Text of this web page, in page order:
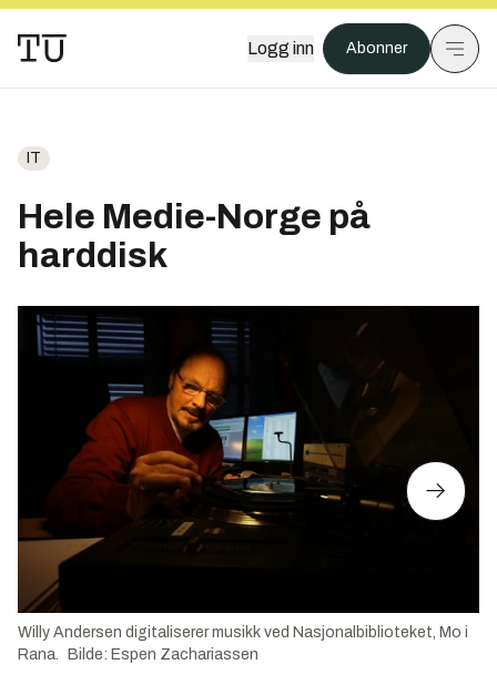
Logg inn Abonner
IT
Hele Medie-Norge på
harddisk
Willy Andersen digitaliserer musikk ved Nasjonalbiblioteket, Mo i
Rana.
Bilde: Espen Zachariassen